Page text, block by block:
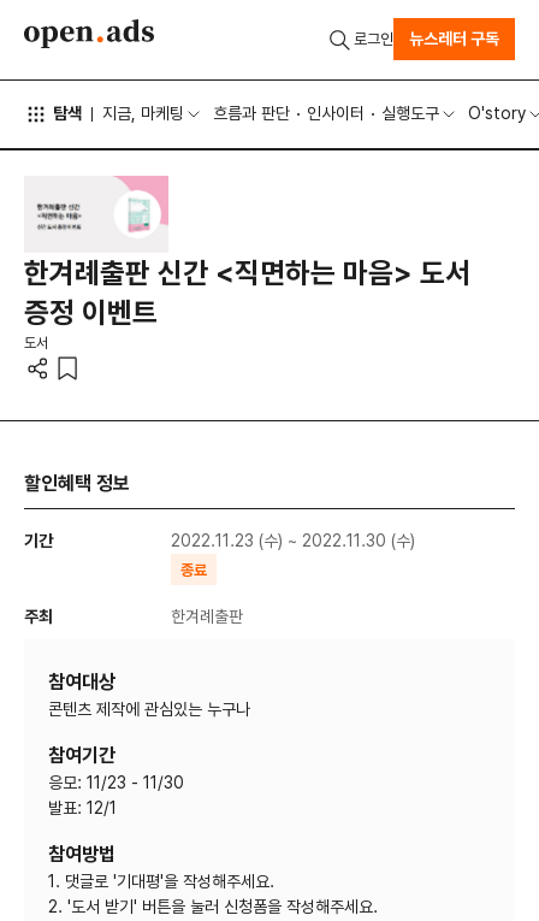
탐색 지금, 마케팅 흐름과 판단 인사이터 실행도구 O'story
로그인 뉴스레터 구독
한겨례출판 신간 <직면하는 마음> 도서
증정 이벤트
도서
할인혜택 정보
기간 2022.11.23 (수) ~ 2022.11.30 (수)
종료
주최 한겨례출판
참여대상
콘텐츠 제작에 관심있는 누구나
참여기간
응모: 11/23 - 11/30
발표: 12/1
참여방법
1. 댓글로 '기대평'을 작성해주세요.
2. '도서 받기' 버튼을 눌러 신청폼을 작성해주세요.